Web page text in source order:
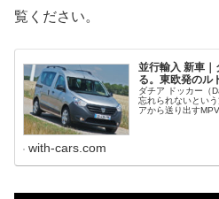
覧ください。
並行輸入 新車
る。東欧発のル
ダチア ドッカー（
忘れられないとい
アから送り出す
with-cars.com